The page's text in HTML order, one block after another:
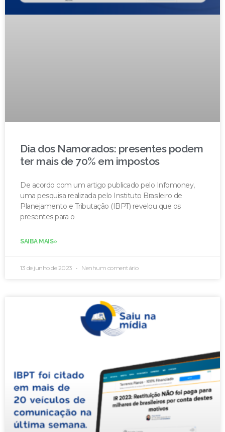
Dia dos Namorados: presentes podem
ter mais de 70% em impostos
De acordo com um artigo publicado pelo Infomoney,
uma pesquisa realizada pelo Instituto Brasileiro de
Planejamento e Tributação (IBPT) revelou que os
presentes para o
SAIBA MAIS»
13 de junho de 2023 Nenhum comentário